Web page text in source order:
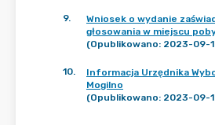
9.
Wniosek o wydanie
głosowania w miejscu
(Opublikowano: 2023-09-
10.
Informacja Urzędnika
Mogilno
(Opublikowano: 2023-09-